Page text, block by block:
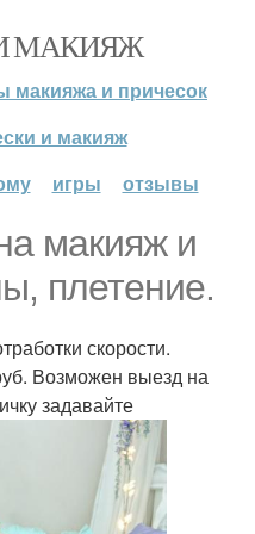
МАКИЯЖ
макияжа и причесок
и макияж
игры отзывы
макияж и
плетение.
скорости.
Возможен выезд на
задавайте